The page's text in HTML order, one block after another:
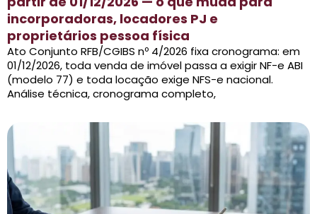
incorporadoras, locadores PJ e
proprietários pessoa física
Ato Conjunto RFB/CGIBS nº 4/2026 fixa cronograma: em
01/12/2026, toda venda de imóvel passa a exigir NF-e ABI
(modelo 77) e toda locação exige NFS-e nacional.
Análise técnica, cronograma completo,